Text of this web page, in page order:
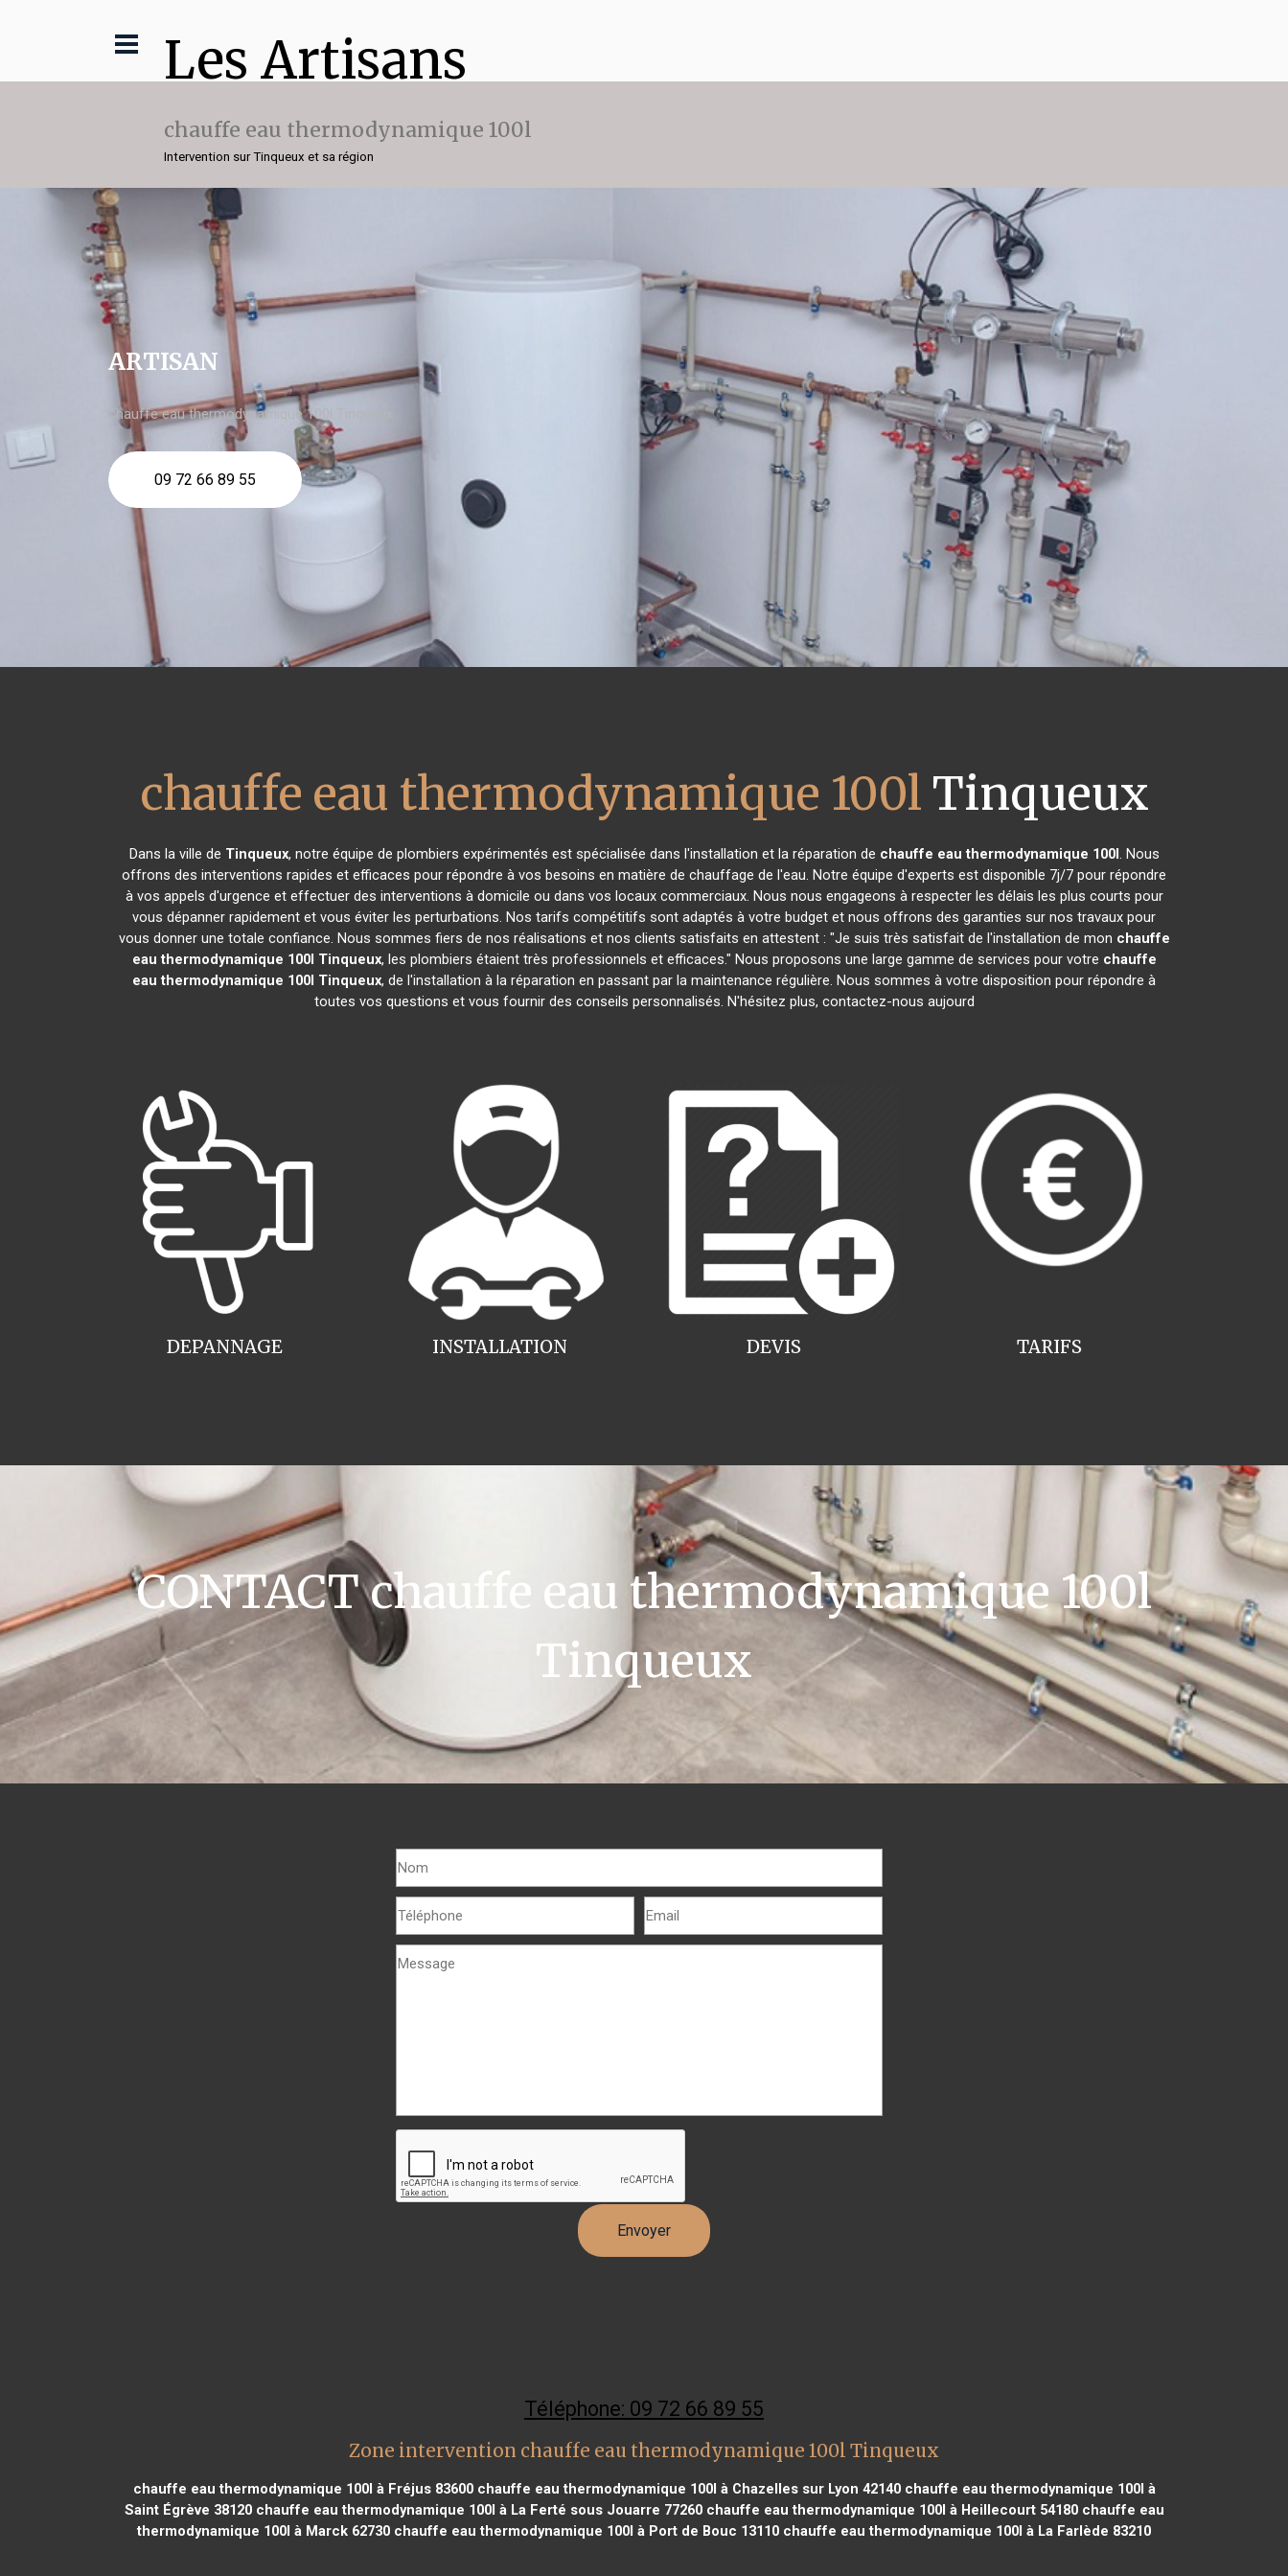
Les Artisans
chauffe eau thermodynamique 100l
Intervention sur Tinqueux et sa région
ARTISAN
chauffe eau thermodynamique 100l Tinqueux
09 72 66 89 55
chauffe eau thermodynamique 100l Tinqueux
Dans la ville de Tinqueux, notre équipe de plombiers expérimentés est spécialisée dans l'installation et la réparation de chauffe eau thermodynamique 100l. Nous
offrons des interventions rapides et efficaces pour répondre à vos besoins en matière de chauffage de l'eau. Notre équipe d'experts est disponible 7j/7 pour répondre
à vos appels d'urgence et effectuer des interventions à domicile ou dans vos locaux commerciaux. Nous nous engageons à respecter les délais les plus courts pour
vous dépanner rapidement et vous éviter les perturbations. Nos tarifs compétitifs sont adaptés à votre budget et nous offrons des garanties sur nos travaux pour
vous donner une totale confiance. Nous sommes fiers de nos réalisations et nos clients satisfaits en attestent : "Je suis très satisfait de l'installation de mon chauffe
eau thermodynamique 100l Tinqueux, les plombiers étaient très professionnels et efficaces." Nous proposons une large gamme de services pour votre chauffe
eau thermodynamique 100l Tinqueux, de l'installation à la réparation en passant par la maintenance régulière. Nous sommes à votre disposition pour répondre à
toutes vos questions et vous fournir des conseils personnalisés. N'hésitez plus, contactez-nous aujourd
INSTALLATION
DEPANNAGE TARIFS
DEVIS
CONTACT chauffe eau thermodynamique 100l
Tinqueux
Téléphone: 09 72 66 89 55
Zone intervention chauffe eau thermodynamique 100l Tinqueux
chauffe eau thermodynamique 100l à Fréjus 83600chauffe eau thermodynamique 100l à Chazelles sur Lyon 42140chauffe eau thermodynamique 100l à
Saint Égrève 38120chauffe eau thermodynamique 100l à La Ferté sous Jouarre 77260chauffe eau thermodynamique 100l à Heillecourt 54180chauffe eau
thermodynamique 100l à Marck 62730 chauffe eau thermodynamique 100l à Port de Bouc 13110 chauffe eau thermodynamique 100l à La Farlède 83210